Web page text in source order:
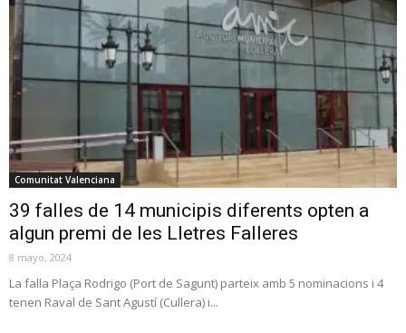
Comunitat Valenciana
39 falles de 14 municipis diferents opten a
algun premi de les Lletres Falleres
8 mayo, 2024
La falla Plaça Rodrigo (Port de Sagunt) parteix amb 5 nominacions i 4
tenen Raval de Sant Agustí (Cullera) i...